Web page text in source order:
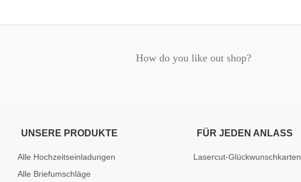
How do you like out shop?
UNSERE PRODUKTE
Alle Hochzeitseinladungen
Alle Briefumschläge
FÜR JEDEN ANLASS
Lasercut-Glückwunschkarten